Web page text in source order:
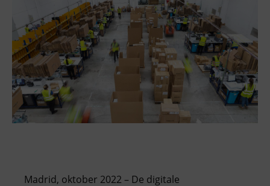
Madrid, oktober 2022 – De digitale